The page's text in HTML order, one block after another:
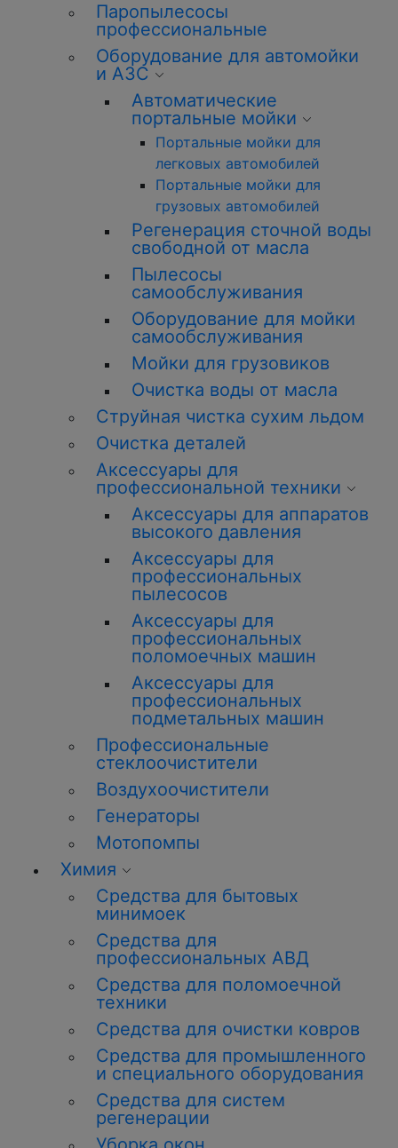
Паропылесосы
профессиональные
Оборудование для автомойки
и АЗС
Автоматические
портальные мойки
Портальные мойки для
легковых автомобилей
Портальные мойки для
грузовых автомобилей
Регенерация сточной воды
свободной от масла
Пылесосы
самообслуживания
Оборудование для мойки
самообслуживания
Мойки для грузовиков
Очистка воды от масла
Струйная чистка сухим льдом
Очистка деталей
Аксессуары для
профессиональной техники
Аксессуары для аппаратов
высокого давления
Аксессуары для
профессиональных
пылесосов
Аксессуары для
профессиональных
поломоечных машин
Аксессуары для
профессиональных
подметальных машин
Профессиональные
стеклоочистители
Воздухоочистители
Генераторы
Мотопомпы
Химия
Средства для бытовых
минимоек
Средства для
профессиональных АВД
Средства для поломоечной
техники
Средства для очистки ковров
Средства для промышленного
и специального оборудования
Средства для систем
регенерации